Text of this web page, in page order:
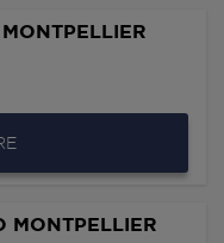
MONTPELLIER